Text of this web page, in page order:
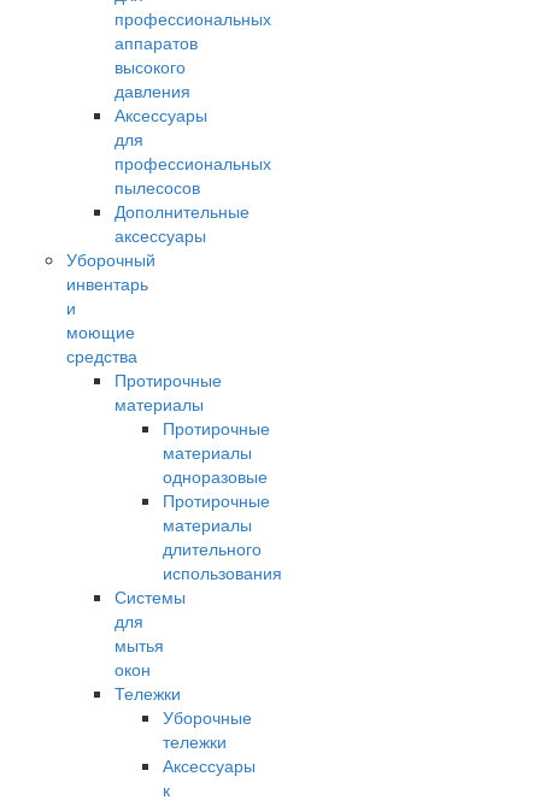
профессиональных
аппаратов
высокого
давления
Аксессуары
для
профессиональных
пылесосов
Дополнительные
аксессуары
Уборочный
инвентарь
и
моющие
средства
Протирочные
материалы
Протирочные
материалы
одноразовые
Протирочные
материалы
длительного
использования
Системы
для
мытья
окон
Тележки
Уборочные
тележки
Аксессуары
к